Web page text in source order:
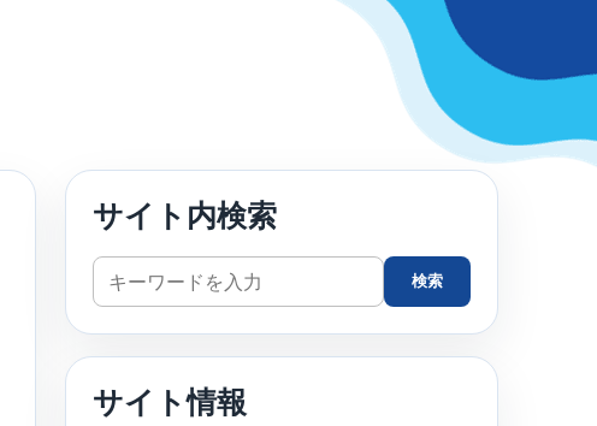
サイト内検索
サ
イ
ト
検
検索
サイト情報